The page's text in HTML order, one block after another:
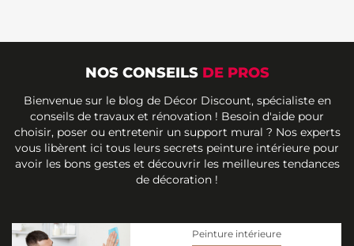
NOS CONSEILS DE PROS
Bienvenue sur le blog de Décor Discount, spécialiste en
conseils de travaux et rénovation ! Besoin d'aide pour
choisir, poser ou entretenir un support mural ? Nos experts
vous libèrent ici tous leurs secrets peinture intérieure pour
avoir les bons gestes et découvrir les meilleures tendances
de décoration !
Peinture intérieure